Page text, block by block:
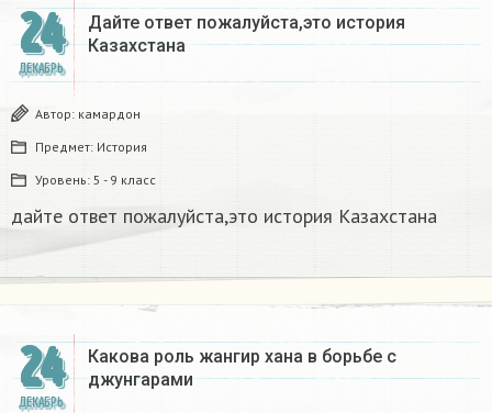
24
ДЕКАБРЬ
Дайте ответ пожалуйста,это история
Казахстана
Автор: камардон
Предмет: История
Уровень: 5 - 9 класс
дайте ответ пожалуйста,это история Казахстана
24
ДЕКАБРЬ
Какова роль жангир хана в борьбе с
джунгарами​